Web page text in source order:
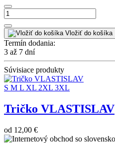
Vložiť do košíka
Termín dodania:
3 až 7 dní
Súvisiace produkty
S M L XL 2XL 3XL
Tričko VLASTISLAV
od 12,00 €